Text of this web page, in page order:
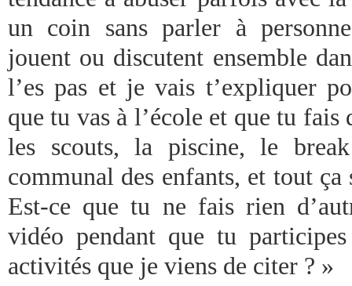
un coin sans parler à
jouent ou discutent ensemble
l’es pas et je vais t’expliquer
que tu vas à l’école et que tu fais
les scouts, la piscine, le
communal des enfants, et tout
Est-ce que tu ne fais rien
vidéo pendant que tu
activités que je viens de citer ? »